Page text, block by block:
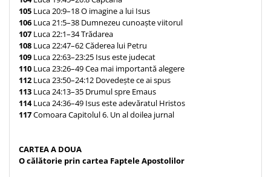
105 Luca 20:9–18 O imagine a lui Isus
106 Luca 21:5–38 Dumnezeu cunoaște viitorul
107 Luca 22:1–34 Trădarea
108 Luca 22:47–62 Căderea lui Petru
109 Luca 22:63–23:25 Isus este judecat
110 Luca 23:26–49 Cea mai importantă alegere
112 Luca 23:50–24:12 Dovedește ce ai spus
113 Luca 24:13–35 Drumul spre Emaus
114Luca 24:36–49 Isus este adevăratul Hristos
117Comoara Capitolul 6. Un al doilea jurnal
CARTEA A DOUA
O călătorie prin cartea Faptele Apostolilor